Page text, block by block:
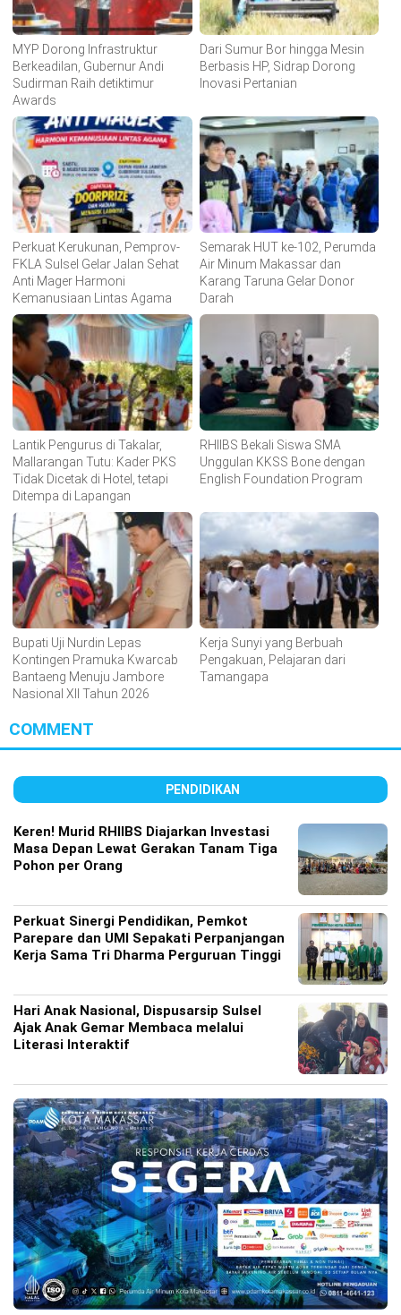
MYP Dorong Infrastruktur
Berkeadilan, Gubernur Andi
Sudirman Raih detiktimur
Awards
Dari Sumur Bor hingga Mesin
Berbasis HP, Sidrap Dorong
Inovasi Pertanian
Perkuat Kerukunan, Pemprov-
FKLA Sulsel Gelar Jalan Sehat
Anti Mager Harmoni
Kemanusiaan Lintas Agama
Semarak HUT ke-102, Perumda
Air Minum Makassar dan
Karang Taruna Gelar Donor
Darah
Lantik Pengurus di Takalar,
Mallarangan Tutu: Kader PKS
Tidak Dicetak di Hotel, tetapi
Ditempa di Lapangan
RHIIBS Bekali Siswa SMA
Unggulan KKSS Bone dengan
English Foundation Program
Bupati Uji Nurdin Lepas
Kontingen Pramuka Kwarcab
Bantaeng Menuju Jambore
Nasional XII Tahun 2026
Kerja Sunyi yang Berbuah
Pengakuan, Pelajaran dari
Tamangapa
COMMENT
PENDIDIKAN
Keren! Murid RHIIBS Diajarkan Investasi
Masa Depan Lewat Gerakan Tanam Tiga
Pohon per Orang
Perkuat Sinergi Pendidikan, Pemkot
Parepare dan UMI Sepakati Perpanjangan
Kerja Sama Tri Dharma Perguruan Tinggi
Hari Anak Nasional, Dispusarsip Sulsel
Ajak Anak Gemar Membaca melalui
Literasi Interaktif